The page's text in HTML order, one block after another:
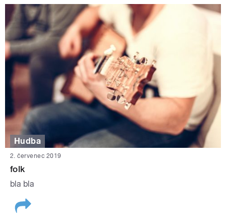
Hudba
2. červenec 2019
folk
bla bla